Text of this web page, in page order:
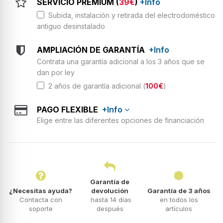
Subida, instalación y retirada del electrodoméstico
antiguo desinstalado
AMPLIACIÓN DE GARANTÍA +Info
Contrata una garantía adicional a los 3 años que se
dan por ley
2 años de garantía adicional (100€)
PAGO FLEXIBLE +Info
Elige entre las diferentes opciones de financiación
¿Necesitas ayuda?
Contacta con
soporte
Garantía de
devolución
hasta 14 días
después
Garantía de 3 años
en todos los
artículos